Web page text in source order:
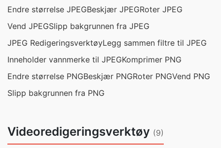
Endre størrelse JPEGBeskjær JPEGRoter JPEG
Vend JPEGSlipp bakgrunnen fra JPEG
JPEG RedigeringsverktøyLegg sammen filtre til JPEG
Inneholder vannmerke til JPEGKomprimer PNG
Endre størrelse PNGBeskjær PNGRoter PNGVend PNG
Slipp bakgrunnen fra PNG
Videoredigeringsverktøy (9)